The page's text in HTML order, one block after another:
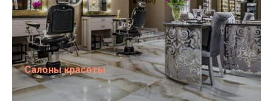
Салоны красоты